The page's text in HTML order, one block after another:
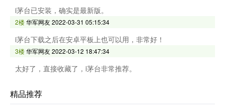
i茅台已安装，确实是最新版。
2楼华军网友2022-03-31 05:15:34
i茅台下载之后在安卓平板上也可以用，非常好！
3楼华军网友2022-03-12 18:47:34
太好了，直接收藏了，i茅台非常推荐。
精品推荐